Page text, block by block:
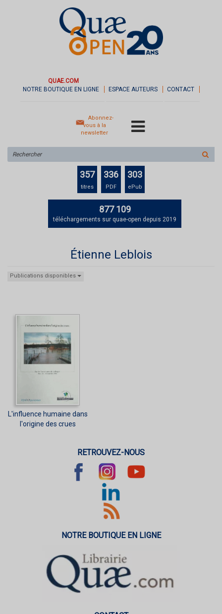
QUAE.COM
NOTRE BOUTIQUE EN LIGNE
ESPACE AUTEURS CONTACT
Abonnez-
vous à la
newsletter
sur
le
357
titres
336
PDF
303
ePub
877 109
téléchargements sur quae-open depuis 2019
Étienne Leblois
Publications disponibles
L'influence humaine dans
l'origine des crues
RETROUVEZ-NOUS
NOTRE BOUTIQUE EN LIGNE